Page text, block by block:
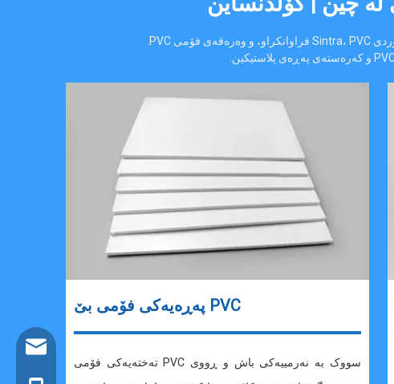
پەڕەیەکی فۆمی بێ PVC
تەختەیەکی فۆمی PVC سووک بە نەرمییەکی باش و ڕووی
info@goldensign.net